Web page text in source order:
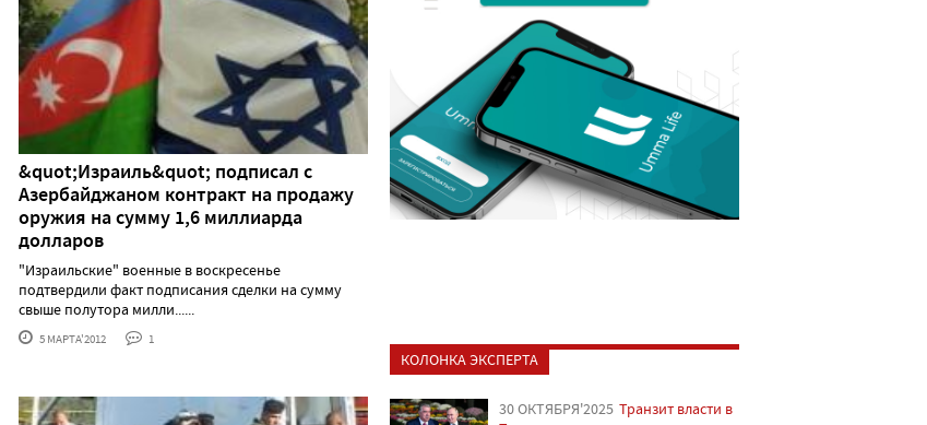
&quot;Израиль&quot; подписал с
Азербайджаном контракт на продажу
оружия на сумму 1,6 миллиарда
долларов
"Израильские" военные в воскресенье
подтвердили факт подписания сделки на сумму
свыше полутора милли......
5 МАРТА'2012 1
КОЛОНКА ЭКСПЕРТА
30 ОКТЯБРЯ'2025 Транзит власти в